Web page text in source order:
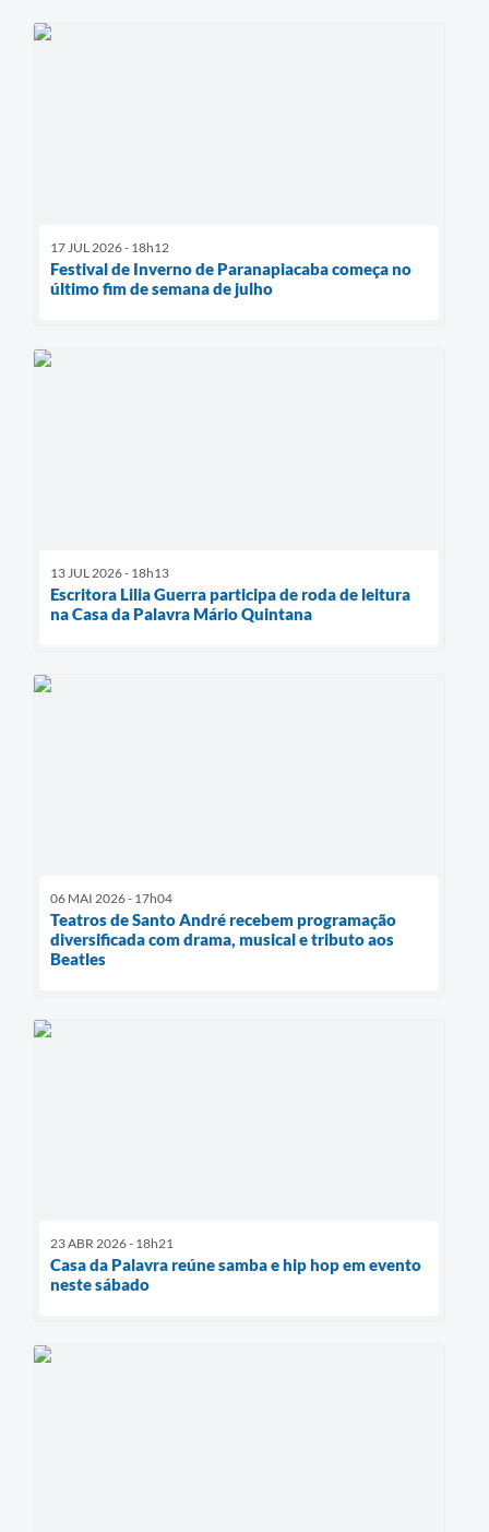
17 JUL 2026 - 18h12
Festival de Inverno de Paranapiacaba começa no
último fim de semana de julho
13 JUL 2026 - 18h13
Escritora Lilia Guerra participa de roda de leitura
na Casa da Palavra Mário Quintana
06 MAI 2026 - 17h04
Teatros de Santo André recebem programação
diversificada com drama, musical e tributo aos
Beatles
23 ABR 2026 - 18h21
Casa da Palavra reúne samba e hip hop em evento
neste sábado